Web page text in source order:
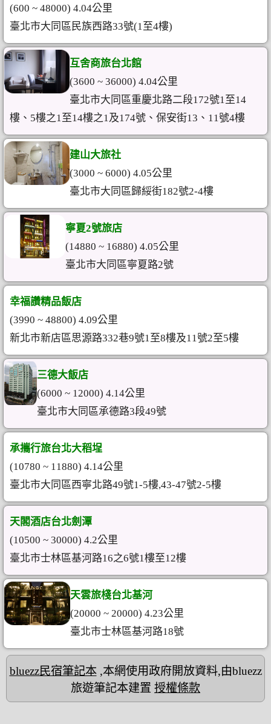
(600 ~ 48000) 4.04公里
臺北市大同區民族西路33號(1至4樓)
互舍商旅台北館
(3600 ~ 36000) 4.04公里
臺北市大同區重慶北路二段172號1至14
樓、5樓之1至14樓之1及174號、保安街13、11號4樓
建山大旅社
(3000 ~ 6000) 4.05公里
臺北市大同區歸綏街182號2-4樓
寧夏2號旅店
(14880 ~ 16880) 4.05公里
臺北市大同區寧夏路2號
幸福讚精品飯店
(3990 ~ 48800) 4.09公里
新北市新店區思源路332巷9號1至8樓及11號2至5樓
三德大飯店
(6000 ~ 12000) 4.14公里
臺北市大同區承德路3段49號
承攜行旅台北大稻埕
(10780 ~ 11880) 4.14公里
臺北市大同區西寧北路49號1-5樓,43-47號2-5樓
天閣酒店台北劍潭
(10500 ~ 30000) 4.2公里
臺北市士林區基河路16之6號1樓至12樓
天雲旅棧台北基河
(20000 ~ 20000) 4.23公里
臺北市士林區基河路18號
bluezz民宿筆記本,本網使用政府開放資料,由bluezz
旅遊筆記本建置 授權條款